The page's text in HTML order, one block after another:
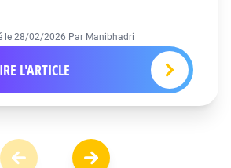
le 28/02/2026 Par Manibhadri
L'ARTICLE